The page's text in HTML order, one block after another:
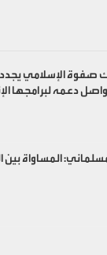
صفوة الإسلامي
دعمه لبرامجها
المساواة